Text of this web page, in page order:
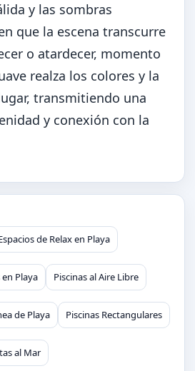
y las sombras
que la escena transcurre
o atardecer, momento
realza los colores y la
transmitiendo una
y conexión con la
de Relax en Playa
Playa Piscinas al Aire Libre
de Playa Piscinas Rectangulares
al Mar